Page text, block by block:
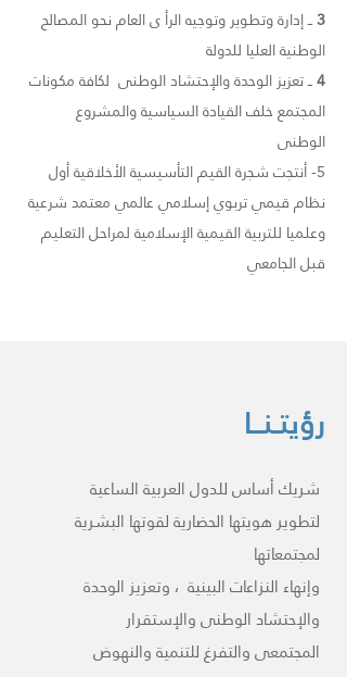
3ــ إدارة وتطوير وتوجيه الرأ ى العام نحو المصالح
الوطنية العليا للدولة
4ــ تعزيز الوحدة والإحتشاد الوطنى لكافة مكونات
المجتمع خلف القيادة السياسية والمشروع
الوطنى
5- أنتجت شجرة القيم التأسيسية الأخلاقية أول
نظام قيمي تربوي إسلامي عالمي معتمد شرعية
وعلميا للتربية القيمية الإسلامية لمراحل التعليم
قبل الجامعي
رؤيتـنــا
شريك أساس للدول العربية الساعية
لتطوير هويتها الحضارية لقوتها البشرية
لمجتمعاتها
وإنهاء النزاعات البينية ، وتعزيز الوحدة
والإحتشاد الوطنى والإستقرار
المجتمعى والتفرغ للتنمية والنهوض